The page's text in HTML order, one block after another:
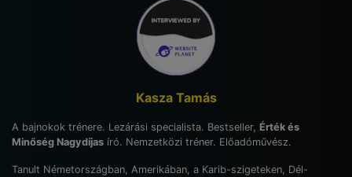
Kasza Tamás
A bajnokok trénere. Lezárási specialista. Bestseller, Érték és
Minőség Nagydíjas író. Nemzetközi tréner. Előadóművész.
Tanult Németországban, Amerikában, a Karib-szigeteken, Dél-